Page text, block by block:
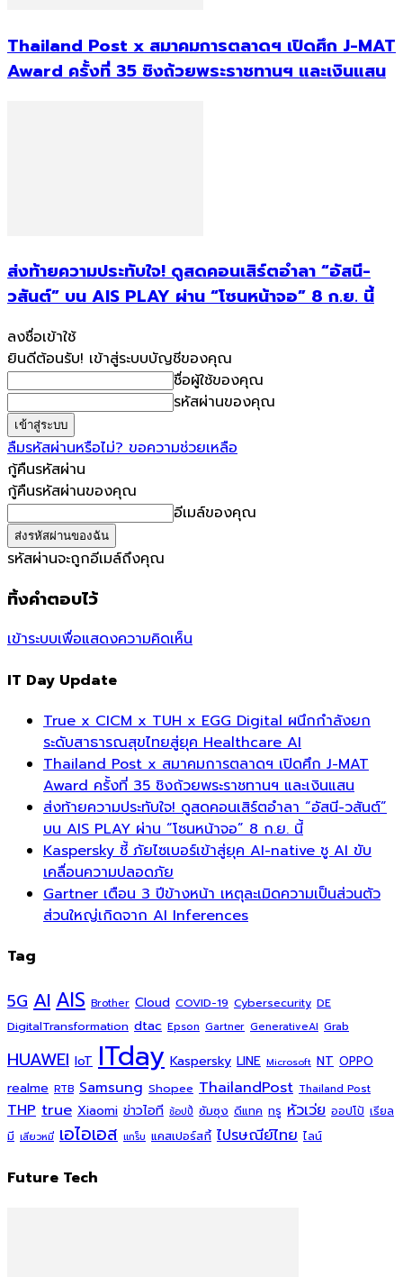
Thailand Post x สมาคมการตลาดฯ เปิดศึก J-MAT
Award ครั้งที่ 35 ชิงถ้วยพระราชทานฯ และเงินแสน
ส่งท้ายความประทับใจ! ดูสดคอนเสิร์ตอำลา “อัสนี-
วสันต์” บน AIS PLAY ผ่าน “โซนหน้าจอ” 8 ก.ย. นี้
ลงชื่อเข้าใช้
ยินดีต้อนรับ! เข้าสู่ระบบบัญชีของคุณ
ชื่อผู้ใช้ของคุณ
รหัสผ่านของคุณ
ลืมรหัสผ่านหรือไม่? ขอความช่วยเหลือ
กู้คืนรหัสผ่าน
กู้คืนรหัสผ่านของคุณ
อีเมล์ของคุณ
รหัสผ่านจะถูกอีเมล์ถึงคุณ
ทิ้งคำตอบไว้
เข้าระบบเพื่อแสดงความคิดเห็น
IT Day Update
True x CICM x TUH x EGG Digital ผนึกกำลังยก
ระดับสาธารณสุขไทยสู่ยุค Healthcare AI
Thailand Post x สมาคมการตลาดฯ เปิดศึก J-MAT
Award ครั้งที่ 35 ชิงถ้วยพระราชทานฯ และเงินแสน
ส่งท้ายความประทับใจ! ดูสดคอนเสิร์ตอำลา “อัสนี-วสันต์”
บน AIS PLAY ผ่าน “โซนหน้าจอ” 8 ก.ย. นี้
Kaspersky ชี้ ภัยไซเบอร์เข้าสู่ยุค AI-native ชู AI ขับ
เคลื่อนความปลอดภัย
Gartner เตือน 3 ปีข้างหน้า เหตุละเมิดความเป็นส่วนตัว
ส่วนใหญ่เกิดจาก AI Inferences
Tag
5G AIAIS Brother Cloud COVID-19 Cybersecurity DE
DigitalTransformation dtac Epson Gartner GenerativeAI Grab
HUAWEI IoT ITday Kaspersky LINE Microsoft NT OPPO
realme RTB Samsung Shopee ThailandPost Thailand Post
THP true Xiaomi ข่าวไอที ช้อปปี้ ซัมซุง ดีแทค ทรู หัวเว่ย ออปโป้ เรียล
มี เสียวหมี่ เอไอเอส แกร็บ แคสเปอร์สกี้ ไปรษณีย์ไทย ไลน์
Future Tech